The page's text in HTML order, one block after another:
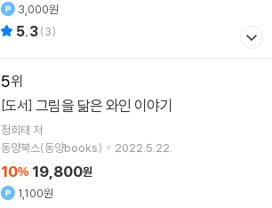
3,000원
5.3(3)
5
[도서] 그림을 닮은 와인 이야기
정희태 저
동양북스(동양books)
2022.5.22.
10% 19,800원
1,100원